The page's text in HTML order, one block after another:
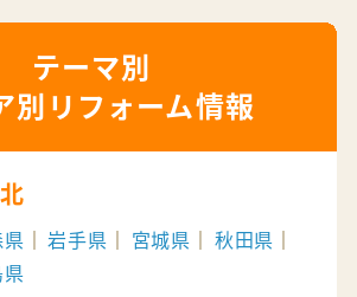
別リフォーム情報
岩手県 宮城県
秋田県